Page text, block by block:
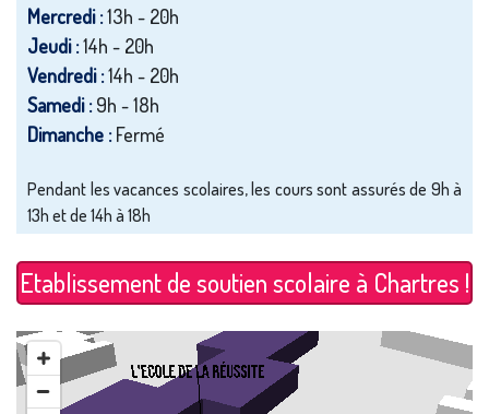
Mercredi :13h - 20h
Jeudi :14h - 20h
Vendredi :14h - 20h
Samedi :9h - 18h
Dimanche :Fermé
Pendant les vacances scolaires, les cours sont assurés de 9h à
13h et de 14h à 18h
Etablissement de soutien scolaire à Chartres !